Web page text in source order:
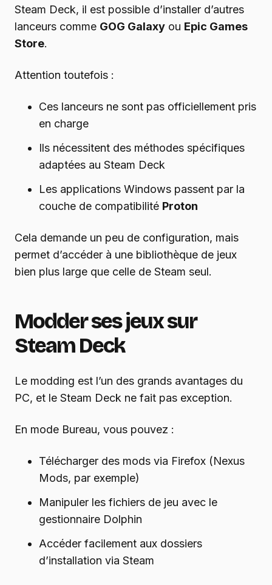
Steam Deck, il est possible d’installer d’autres
lanceurs comme GOG Galaxy ou Epic Games
Store.
Attention toutefois :
Ces lanceurs ne sont pas officiellement pris
en charge
Ils nécessitent des méthodes spécifiques
adaptées au Steam Deck
Les applications Windows passent par la
couche de compatibilité Proton
Cela demande un peu de configuration, mais
permet d’accéder à une bibliothèque de jeux
bien plus large que celle de Steam seul.
Modder ses jeux sur
Steam Deck
Le modding est l’un des grands avantages du
PC, et le Steam Deck ne fait pas exception.
En mode Bureau, vous pouvez :
Télécharger des mods via Firefox (Nexus
Mods, par exemple)
Manipuler les fichiers de jeu avec le
gestionnaire Dolphin
Accéder facilement aux dossiers
d’installation via Steam